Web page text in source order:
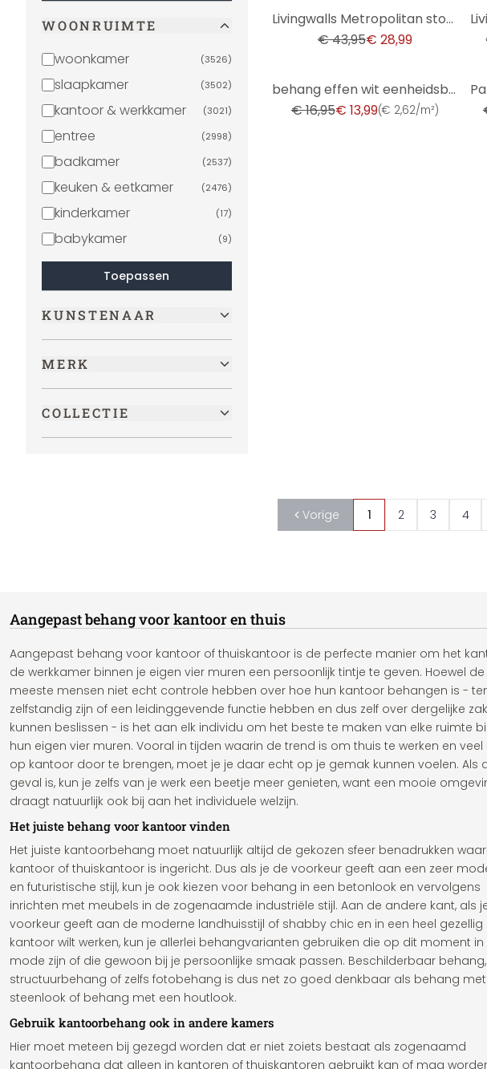
WOONRUIMTE
woonkamer (3526)
slaapkamer (3502)
kantoor & werkkamer (3021)
entree (2998)
badkamer (2537)
keuken & eetkamer (2476)
kinderkamer (17)
babykamer (9)
Toepassen
KUNSTENAAR
MERK
COLLECTIE
Livingwalls Metropolitan stories THE WALL vogel behang
€ 43,95€ 28,99
behang effen wit eenheidsbehang beschilderbaar structuur
€ 16,95€ 13,99(€ 2,62/m²)
Vorige 1 2 3 4
Aangepast behang voor kantoor en thuis
Aangepast behang voor kantoor of thuiskantoor is de perfecte manier om het
de werkkamer binnen je eigen vier muren een persoonlijk tintje te geven. Hoewel de
meeste mensen niet echt controle hebben over hoe hun kantoor behangen is -
zelfstandig zijn of een leidinggevende functie hebben en dus zelf over dergelijke
kunnen beslissen - is het aan elk individu om het beste te maken van elke ruimte
hun eigen vier muren. Vooral in tijden waarin de trend is om thuis te werken en veel
op kantoor door te brengen, moet je je daar echt op je gemak kunnen voelen. Als
geval is, kun je zelfs van je werk een beetje meer genieten, want een mooie
draagt natuurlijk ook bij aan het individuele welzijn.
Het juiste behang voor kantoor vinden
Het juiste kantoorbehang moet natuurlijk altijd de gekozen sfeer benadrukken
kantoor of thuiskantoor is ingericht. Dus als je de voorkeur geeft aan een zeer
en futuristische stijl, kun je ook kiezen voor behang in een betonlook en vervolgens
inrichten met meubels in de zogenaamde industriële stijl. Aan de andere kant, als
voorkeur geeft aan de moderne landhuisstijl of shabby chic en in een heel gezellig
kantoor wilt werken, kun je allerlei behangvarianten gebruiken die op dit moment in
mode zijn of die gewoon bij je persoonlijke smaak passen. Beschilderbaar behang,
structuurbehang of zelfs fotobehang is dus net zo goed denkbaar als behang
steenlook of behang met een houtlook.
Gebruik kantoorbehang ook in andere kamers
Hier moet meteen bij gezegd worden dat er niet zoiets bestaat als zogenaamd
kantoorbehang dat alleen in kantoren of thuiskantoren gebruikt kan of mag